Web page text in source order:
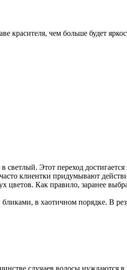
чем больше будет
Этот переход
клиентки придумывают
Как правило, заранее
в хаотичном порядке. В
случаев волосы нуждаются